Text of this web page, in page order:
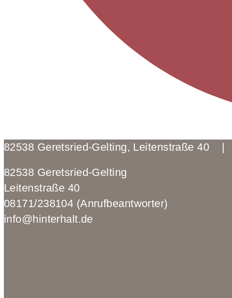
82538 Geretsried-Gelting, Leitenstraße
82538 Geretsried-Gelting
Leitenstraße 40
08171/238104 (Anrufbeantworter)
info@hinterhalt.de